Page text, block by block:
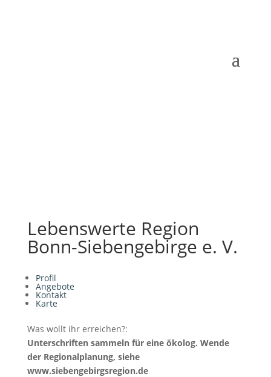
Lebenswerte Region
Bonn-Siebengebirge e. V.
Profil
Angebote
Kontakt
Karte
Was wollt ihr erreichen?:
Unterschriften sammeln für eine ökolog. Wende
der Regionalplanung, siehe
www.siebengebirgsregion.de